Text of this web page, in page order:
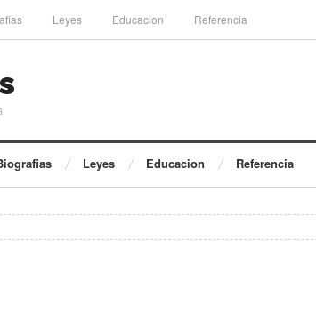
Leyes Educacion Referencia
Leyes Educacion Referencia